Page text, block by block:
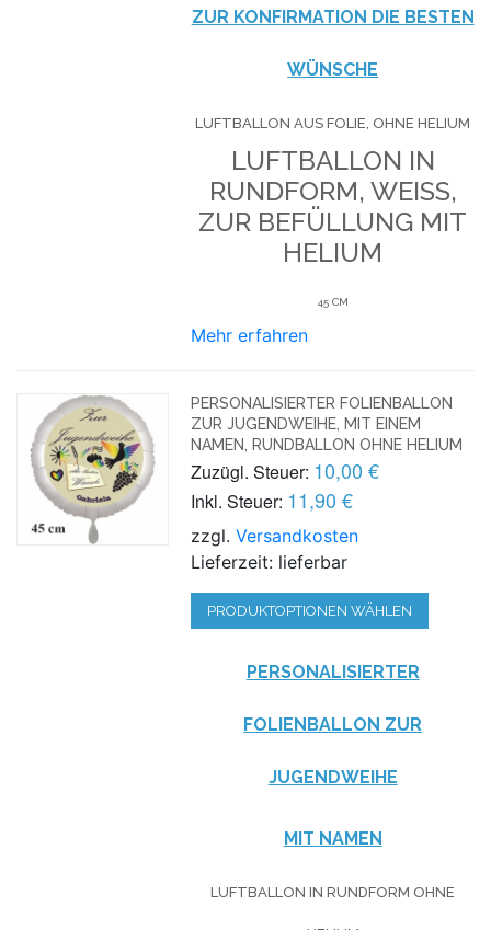
ZUR KONFIRMATION DIE BESTEN
WÜNSCHE
LUFTBALLON AUS FOLIE, OHNE HELIUM
LUFTBALLON IN
RUNDFORM, WEISS, Z
UR BEFÜLLUNG MIT H
ELIUM
45 CM
Mehr erfahren
PERSONALISIERTER FOLIENBALLON
ZUR JUGENDWEIHE, MIT EINEM
NAMEN, RUNDBALLON OHNE HELIUM
Zuzügl. Steuer: 10,00 €
Inkl. Steuer: 11,90 €
zzgl.Versandkosten
Lieferzeit: lieferbar
PRODUKTOPTIONEN WÄHLEN
PERSONALISIERTER
FOLIENBALLON ZUR
JUGENDWEIHE
MIT NAMEN
LUFTBALLON IN RUNDFORM OHNE